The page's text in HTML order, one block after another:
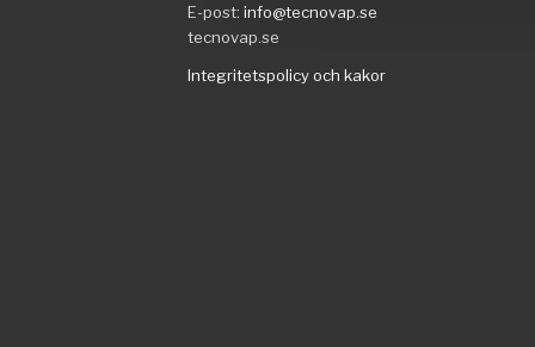
E-post: info@tecnovap.se
tecnovap.se
Integritetspolicy och kakor